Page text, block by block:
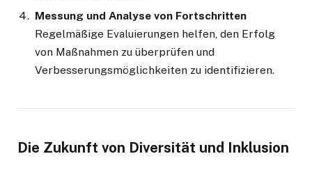
Messung und Analyse von Fortschritten
Regelmäßige Evaluierungen helfen, den Erfolg
von Maßnahmen zu überprüfen und
Verbesserungsmöglichkeiten zu identifizieren.
Die Zukunft von Diversität und Inklusion